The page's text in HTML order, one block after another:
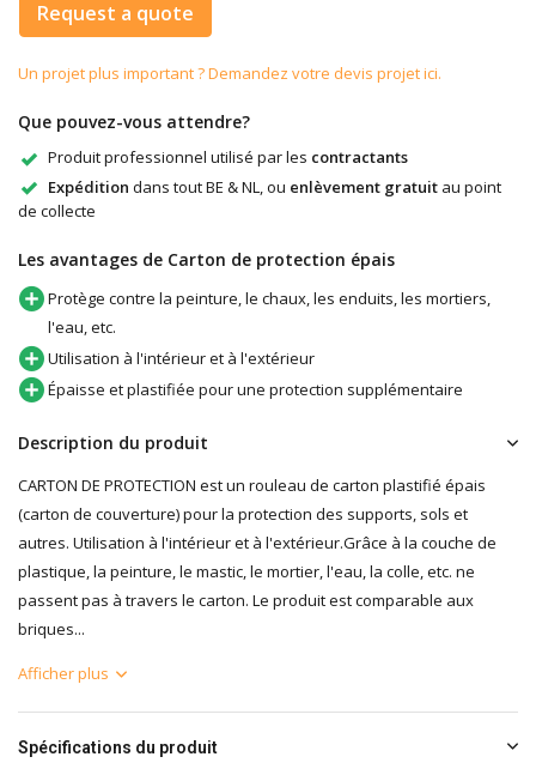
Request a quote
Un projet plus important ? Demandez votre devis projet ici.
Que pouvez-vous attendre?
Produit professionnel utilisé par les contractants
Expédition dans tout BE & NL, ou enlèvement gratuit au point
de collecte
Les avantages de Carton de protection épais
Protège contre la peinture, le chaux, les enduits, les mortiers,
l'eau, etc.
Utilisation à l'intérieur et à l'extérieur
Épaisse et plastifiée pour une protection supplémentaire
Description du produit
CARTON DE PROTECTION est un rouleau de carton plastifié épais
(carton de couverture) pour la protection des supports, sols et
autres. Utilisation à l'intérieur et à l'extérieur.Grâce à la couche de
plastique, la peinture, le mastic, le mortier, l'eau, la colle, etc. ne
passent pas à travers le carton. Le produit est comparable aux
briques...
Afficher plus
Spécifications du produit